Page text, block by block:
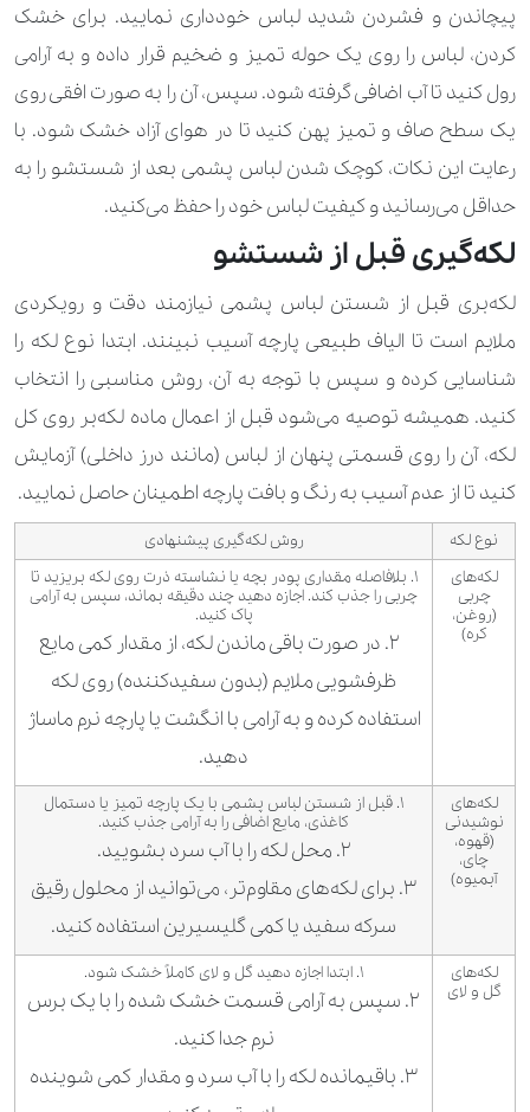
پیچاندن و فشردن شدید لباس خودداری نمایید. برای خشک
کردن، لباس را روی یک حوله تمیز و ضخیم قرار داده و به آرامی
رول کنید تا آب اضافی گرفته شود. سپس، آن را به صورت افقی روی
یک سطح صاف و تمیز پهن کنید تا در هوای آزاد خشک شود. با
رعایت این نکات، کوچک شدن لباس پشمی بعد از شستشو را به
حداقل می‌رسانید و کیفیت لباس خود را حفظ می‌کنید.
لکه‌گیری قبل از شستشو
لکه‌بری قبل از شستن لباس پشمی نیازمند دقت و رویکردی
ملایم است تا الیاف طبیعی پارچه آسیب نبینند. ابتدا نوع لکه را
شناسایی کرده و سپس با توجه به آن، روش مناسبی را انتخاب
کنید. همیشه توصیه می‌شود قبل از اعمال ماده لکه‌بر روی کل
لکه، آن را روی قسمتی پنهان از لباس (مانند درز داخلی) آزمایش
کنید تا از عدم آسیب به رنگ و بافت پارچه اطمینان حاصل نمایید.
نوع لکه
روش لکه‌گیری پیشنهادی
لکه‌های
چربی
(روغن،
کره)
۱. بلافاصله مقداری پودر بچه یا نشاسته ذرت روی لکه بریزید تا
چربی را جذب کند. اجازه دهید چند دقیقه بماند، سپس به آرامی
پاک کنید.
۲. در صورت باقی ماندن لکه، از مقدار کمی مایع
ظرفشویی ملایم (بدون سفیدکننده) روی لکه
استفاده کرده و به آرامی با انگشت یا پارچه نرم ماساژ
دهید.
لکه‌های
نوشیدنی
(قهوه،
چای،
آبمیوه)
۱. قبل از شستن لباس پشمی با یک پارچه تمیز یا دستمال
کاغذی، مایع اضافی را به آرامی جذب کنید.
۲. محل لکه را با آب سرد بشویید.
۳. برای لکه‌های مقاوم‌تر، می‌توانید از محلول رقیق
سرکه سفید یا کمی گلیسیرین استفاده کنید.
لکه‌های
گل و لای
۱. ابتدا اجازه دهید گل و لای کاملاً خشک شود.
۲. سپس به آرامی قسمت خشک شده را با یک برس
نرم جدا کنید.
۳. باقیمانده لکه را با آب سرد و مقدار کمی شوینده